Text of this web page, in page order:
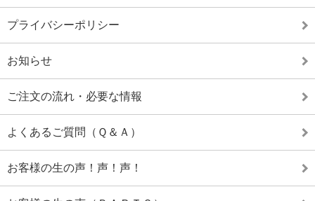
プライバシーポリシー
お知らせ
ご注文の流れ・必要な情報
よくあるご質問（Ｑ＆Ａ）
お客様の生の声！声！声！